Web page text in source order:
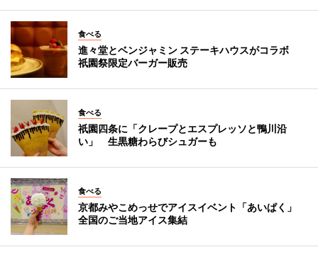
食べる
進々堂とベンジャミン ステーキハウスがコラボ
祇園祭限定バーガー販売
食べる
祇園四条に「クレープとエスプレッソと鴨川沿
い」 生黒糖わらびシュガーも
食べる
京都みやこめっせでアイスイベント「あいぱく」
全国のご当地アイス集結